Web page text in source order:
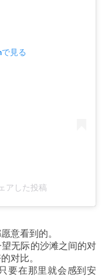
見る
アした投稿
意看到的。
无际的沙滩之间的对
对比。
要在那里就会感到安